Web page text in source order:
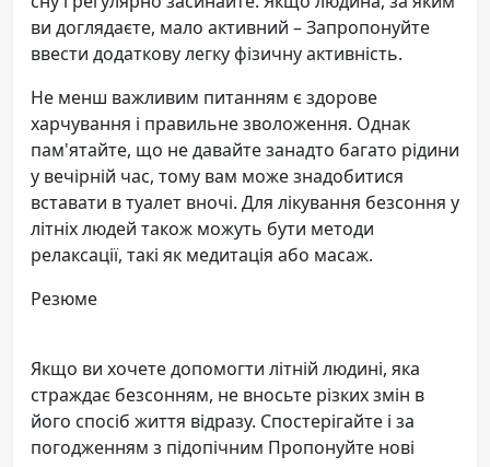
ви доглядаєте, мало активний – Запропонуйте
ввести додаткову легку фізичну активність.
Не менш важливим питанням є здорове
харчування і правильне зволоження. Однак
пам'ятайте, що не давайте занадто багато рідини
у вечірній час, тому вам може знадобитися
вставати в туалет вночі. Для лікування безсоння у
літніх людей також можуть бути методи
релаксації, такі як медитація або масаж.
Резюме
Якщо ви хочете допомогти літній людині, яка
страждає безсонням, не вносьте різких змін в
його спосіб життя відразу. Спостерігайте і за
погодженням з підопічним Пропонуйте нові